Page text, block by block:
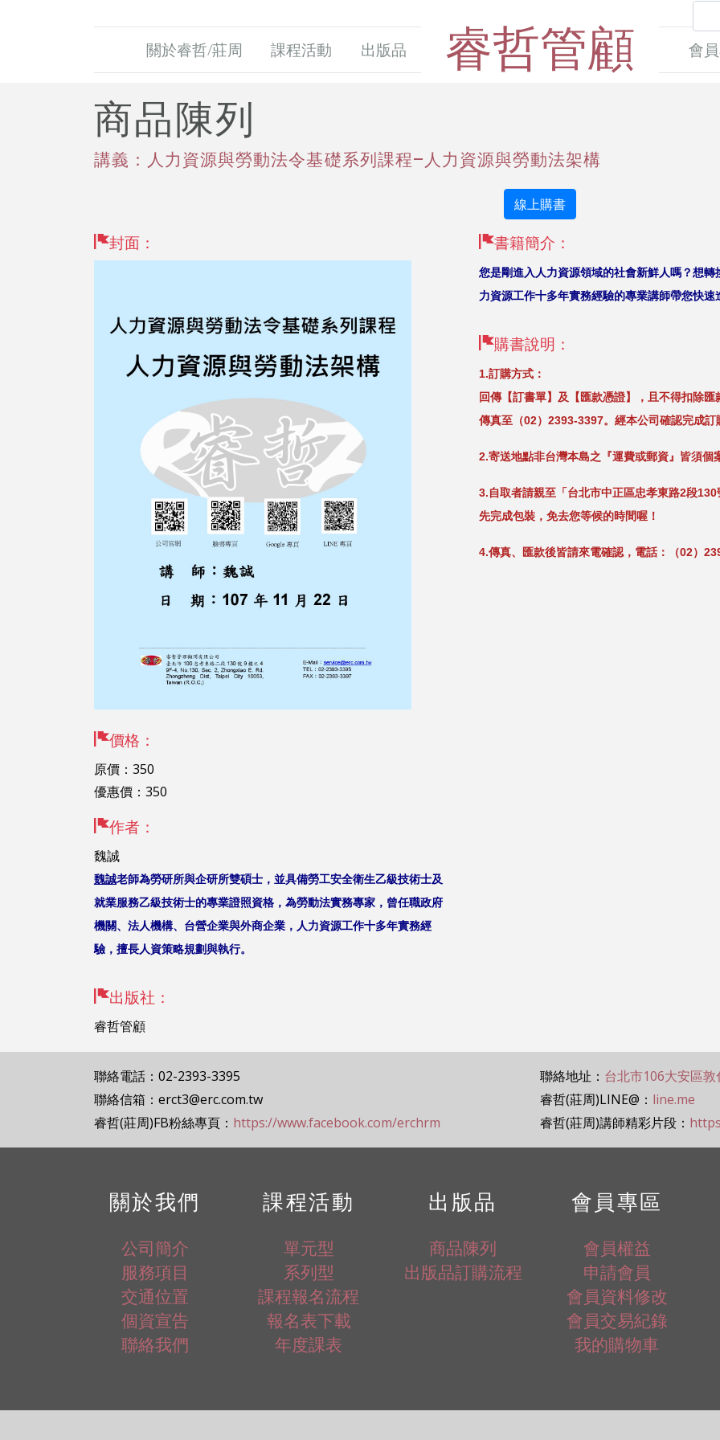
睿哲管顧
關於睿哲/莊周 課程活動 出版品 會
商品陳列
講義：人力資源與勞動法令基礎系列課程–人力資源與勞動法架構
線上購書
封面：
價格：
原價：350
優惠價：350
作者：
魏誠
魏誠老師為勞研所與企研所雙碩士，並具備勞工安全衛生乙級技術士及
就業服務乙級技術士的專業證照資格，為勞動法實務專家，曾任職政府
機關、法人機構、台營企業與外商企業，人力資源工作十多年實務經
驗，擅長人資策略規劃與執行。
出版社：
睿哲管顧
書籍簡介：
您是剛進入人力資源領域的社會新鮮人嗎？想
力資源工作十多年實務經驗的專業講師帶您快速
購書說明：
1.訂購方式：
回傳【訂書單】及【匯款憑證】，且不得扣除匯
傳真至（02）2393-3397。經本公司確認完成訂
2.寄送地點非台灣本島之『運費或郵資』皆須個
3.自取者請親至「台北市中正區忠孝東路2段
先完成包裝，免去您等候的時間喔！
4.傳真、匯款後皆請來電確認，電話：（02）
聯絡電話：02-2393-3395 聯絡地址： 台北市106大安區
聯絡信箱：erct3@erc.com.tw
睿哲(莊周)LINE@： line.me
睿哲(莊周)FB粉絲專頁： https://www.facebook.com/erchrm 睿哲(莊周)講師精彩片段：
關於我們
公司簡介
服務項目
交通位置
個資宣告
聯絡我們
課程活動
單元型
系列型
課程報名流程
報名表下載
年度課表
出版品
商品陳列
出版品訂購流程
會員專區
會員權益
申請會員
會員資料修改
會員交易紀錄
我的購物車